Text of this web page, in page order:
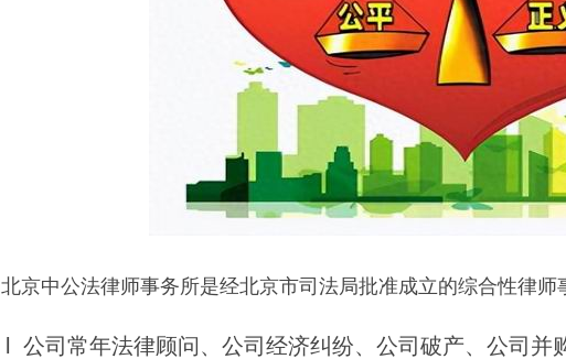
北京中公法律师事务所是经北京市司法局批准成立的综合性律师
l 公司常年法律顾问、公司经济纠纷、公司破产、公司并